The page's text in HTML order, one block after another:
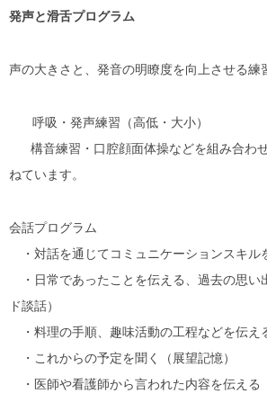
発声と滑舌プログラム
声の大きさと、発音の明瞭度を向上させる練
呼吸・発声練習（高低・大小）
構音練習・口腔顔面体操などを組み合わ
ねています。
会話プログラム
・対話を通じてコミュニケーションスキル
・日常であったことを伝える、過去の思い
ド談話）
・料理の手順、趣味活動の工程などを伝え
・これからの予定を聞く（展望記憶）
・医師や看護師から言われた内容を伝える